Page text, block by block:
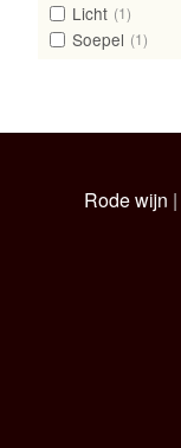
Licht (1)
Soepel (1)
Rode wijn |